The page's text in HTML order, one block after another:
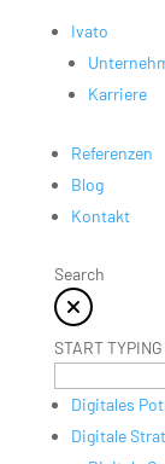
Ivato
Karriere
Referenzen
Blog
Kontakt
Search
START
Digitales
Digitale